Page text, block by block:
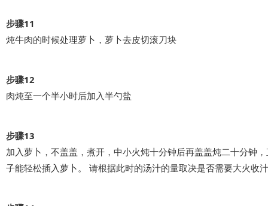
步骤11
炖牛肉的时候处理萝卜，萝卜去皮切滚刀块
步骤12
肉炖至一个半小时后加入半勺盐
步骤13
加入萝卜，不盖盖，煮开，中小火炖十分钟后再盖盖炖二十分钟
子能轻松插入萝卜。 请根据此时的汤汁的量取决是否需要大火收